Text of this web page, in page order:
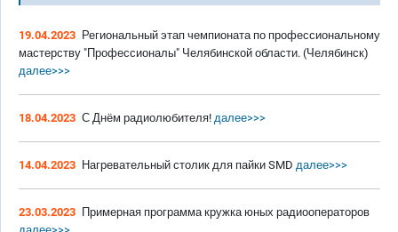
19.04.2023 Региональный этап чемпионата по профессиональному
мастерству "Профессионалы" Челябинской области. (Челябинск)
далее>>>
18.04.2023 С Днём радиолюбителя! далее>>>
14.04.2023 Нагревательный столик для пайки SMD далее>>>
23.03.2023 Примерная программа кружка юных радиооператоров